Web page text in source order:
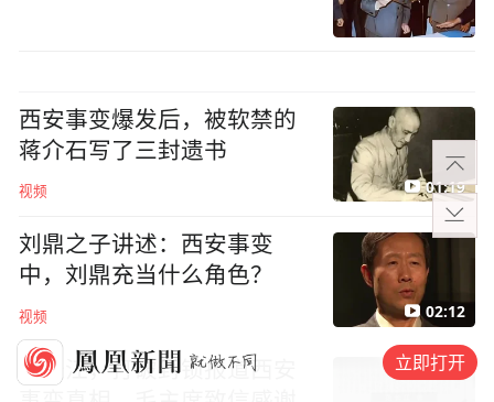
西安事变爆发后，被软禁的
蒋介石写了三封遗书
视频 01:19
刘鼎之子讲述：西安事变
中，刘鼎充当什么角色？
视频 02:12
范长江，打破封锁报道西安
立即打开